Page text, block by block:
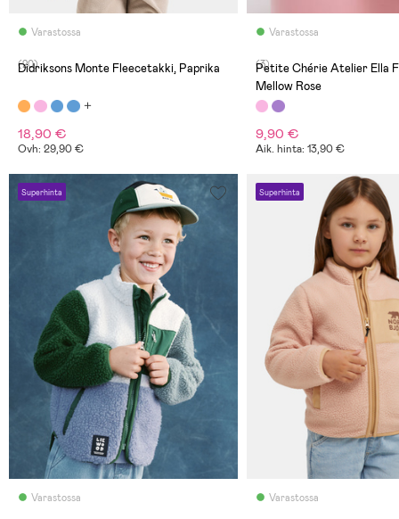
Varastossa
(20)
Didriksons Monte Fleecetakki, Paprika
18,90 €
Ovh: 29,90 €
Varastossa
(3)
Petite Chérie Atelier Ella
Mellow Rose
9,90 €
Aik. hinta: 13,90 €
Superhinta
Varastossa
Superhinta
Varastossa